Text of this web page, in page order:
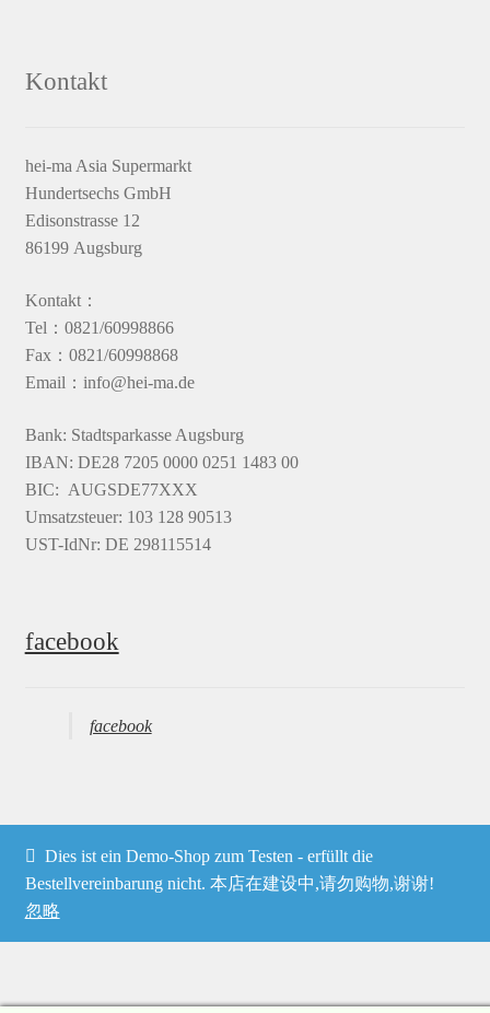
Kontakt
hei-ma Asia Supermarkt
Hundertsechs GmbH
Edisonstrasse 12
86199 Augsburg
Kontakt：
Tel：0821/60998866
Fax：0821/60998868
Email：info@hei-ma.de
Bank: Stadtsparkasse Augsburg
IBAN: DE28 7205 0000 0251 1483 00
BIC: AUGSDE77XXX
Umsatzsteuer: 103 128 90513
UST-IdNr: DE 298115514
facebook
facebook
© Heima online 2026
Dies ist ein Demo-Shop zum Testen - erfüllt die
Bestellvereinbarung nicht. 本店在建设中,请勿购物,谢谢!
忽略